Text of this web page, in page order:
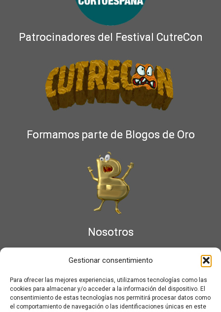
Gestionar consentimiento
Para ofrecer las mejores experiencias, utilizamos tecnologías como las
cookies para almacenar y/o acceder a la información del dispositivo. El
consentimiento de estas tecnologías nos permitirá procesar datos como
el comportamiento de navegación o las identificaciones únicas en este
Patrocinadores del Festival CutreCon
Formamos parte de Blogos de Oro
Nosotros
Aviso legal
Más información sobre las cookies
Noticias al correo
Política de cookies